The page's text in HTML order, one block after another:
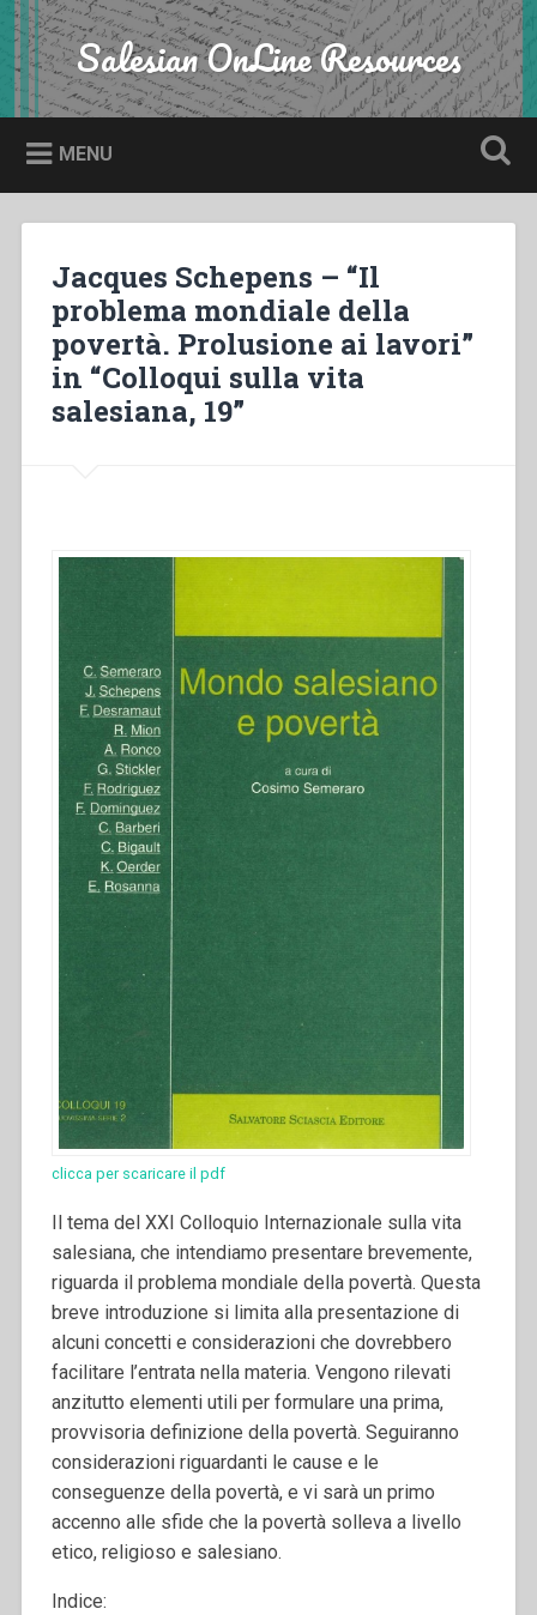
Skip
to
content
Search Salesian OnLine Resources
MENU
Jacques Schepens – “Il
problema mondiale della
povertà. Prolusione ai lavori”
in “Colloqui sulla vita
salesiana, 19”
clicca per scaricare il pdf
Il tema del XXI Colloquio Internazionale sulla vita
salesiana, che intendiamo presentare brevemente,
riguarda il problema mondiale della povertà. Questa
breve introduzione si limita alla presentazione di
alcuni concetti e considerazioni che dovrebbero
facilitare l’entrata nella materia. Vengono rilevati
anzitutto elementi utili per formulare una prima,
provvisoria definizione della povertà. Seguiranno
considerazioni riguardanti le cause e le
conseguenze della povertà, e vi sarà un primo
accenno alle sfide che la povertà solleva a livello
etico, religioso e salesiano.
Indice: